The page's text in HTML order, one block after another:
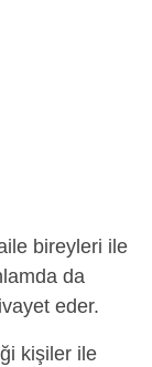
bireyleri ile
da
eder.
kişiler ile